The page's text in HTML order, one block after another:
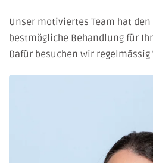
Unser motiviertes Team hat
bestmögliche Behandlung für
Dafür besuchen wir